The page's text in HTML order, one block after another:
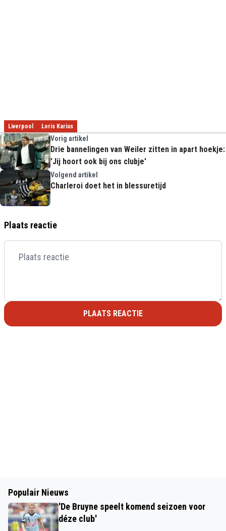
Liverpool Loris Karius
Vorig artikel
Drie bannelingen van Weiler zitten in apart hoekje:
'Jij hoort ook bij ons clubje'
Volgend artikel
Charleroi doet het in blessuretijd
Plaats reactie
PLAATS REACTIE
Populair Nieuws
'De Bruyne speelt komend seizoen voor
déze club'